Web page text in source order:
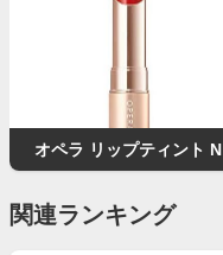
オペラ リップティント N
関連ランキング